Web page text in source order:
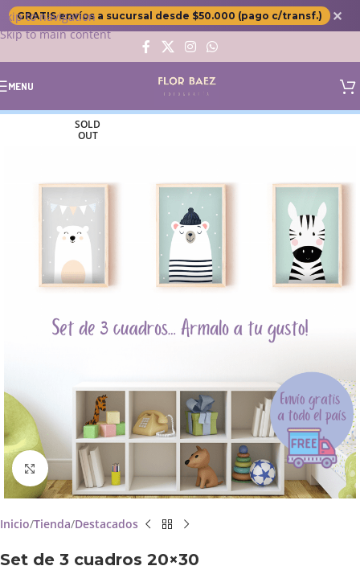
Skip to navigation
Skip to main content
GRATIS envíos a sucursal desde $50.000 (pago c/transf.) ✕
MENU
SOLD
OUT
Click to enlarge
Inicio Tienda Destacados
Set de 3 cuadros 20×30